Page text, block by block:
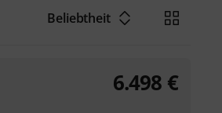
Beliebtheit
6.498 €